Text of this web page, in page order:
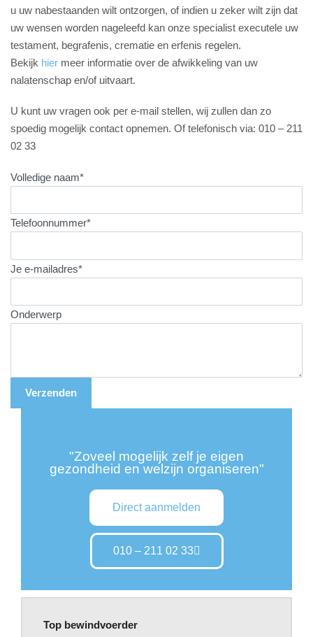
u uw nabestaanden wilt ontzorgen, of indien u zeker wilt zijn dat
uw wensen worden nageleefd kan onze specialist executele uw
testament, begrafenis, crematie en erfenis regelen.
Bekijk hier meer informatie over de afwikkeling van uw
nalatenschap en/of uitvaart.
U kunt uw vragen ook per e-mail stellen, wij zullen dan zo
spoedig mogelijk contact opnemen. Of telefonisch via: 010 – 211
02 33
Volledige naam*
Telefoonnummer*
Je e-mailadres*
Onderwerp
"Zoveel mogelijk zelf je eigen
gezondheid en welzijn organiseren"
Direct aanmelden
010 – 211 02 33
Top bewindvoerder